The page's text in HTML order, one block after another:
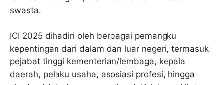
swasta.
ICI 2025 dihadiri oleh berbagai pemangku
kepentingan dari dalam dan luar negeri, termasuk
pejabat tinggi kementerian/lembaga, kepala
daerah, pelaku usaha, asosiasi profesi, hingga